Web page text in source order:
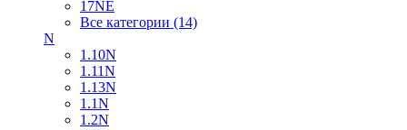
17NE
Все категории (14)
N
1.10N
1.11N
1.13N
1.1N
1.2N